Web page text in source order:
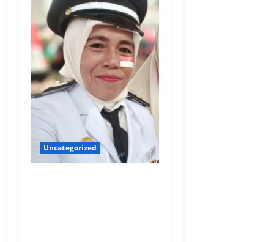
Uncategorized